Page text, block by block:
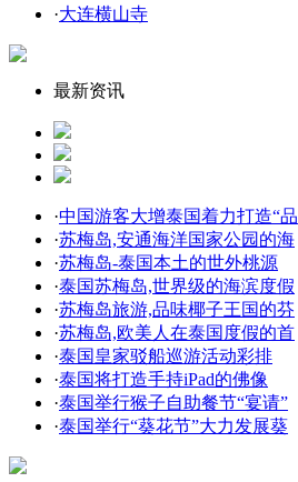
·大连横山寺
最新资讯
·中国游客大增泰国着力打造“品
·苏梅岛,安通海洋国家公园的海
·苏梅岛-泰国本土的世外桃源
·泰国苏梅岛,世界级的海滨度假
·苏梅岛旅游,品味椰子王国的芬
·苏梅岛,欧美人在泰国度假的首
·泰国皇家驳船巡游活动彩排
·泰国将打造手持iPad的佛像
·泰国举行猴子自助餐节“宴请”
·泰国举行“葵花节”大力发展葵